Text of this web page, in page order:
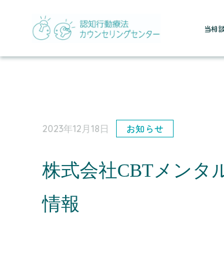
当相
2023年12月18日 お知らせ
株式会社CBTメンタ
情報